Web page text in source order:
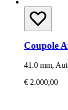
Coupole
41.0 mm,
€ 2.000,00